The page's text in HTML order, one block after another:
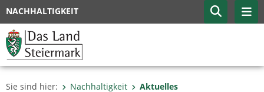
NACHHALTIGKEIT
Sie sind hier: Nachhaltigkeit Aktuelles